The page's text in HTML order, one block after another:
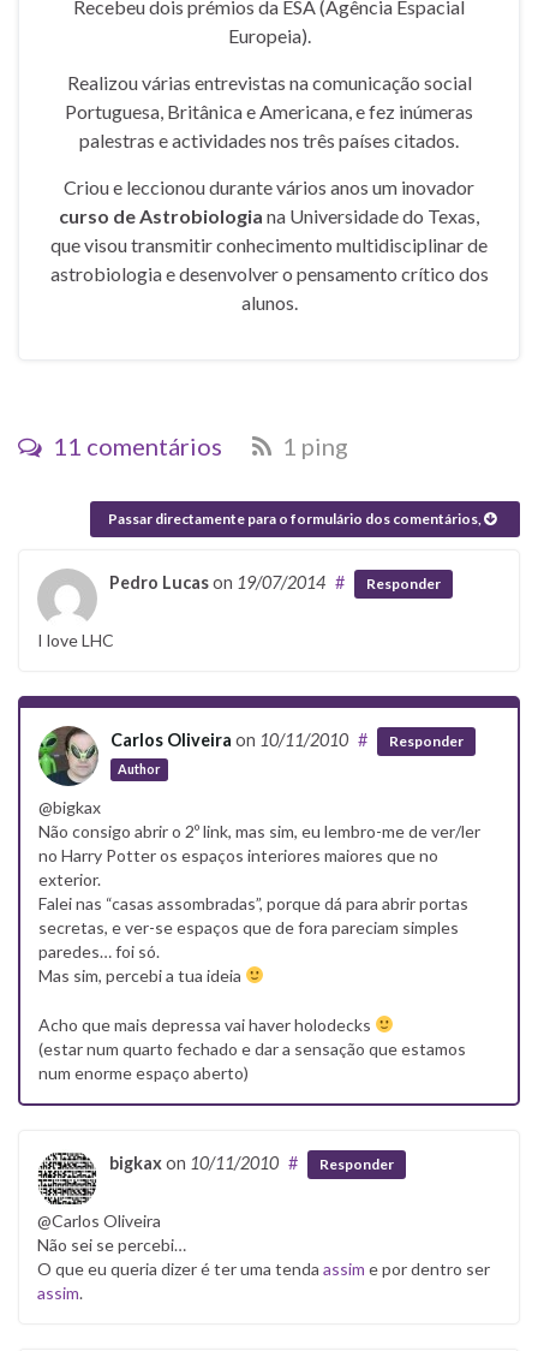
Recebeu dois prémios da ESA (Agência Espacial
Europeia).
Realizou várias entrevistas na comunicação social
Portuguesa, Britânica e Americana, e fez inúmeras
palestras e actividades nos três países citados.
Criou e leccionou durante vários anos um inovador
curso de Astrobiologia na Universidade do Texas,
que visou transmitir conhecimento multidisciplinar de
astrobiologia e desenvolver o pensamento crítico dos
alunos.
11 comentários 1 ping
Passar directamente para o formulário dos comentários,
Pedro Lucason 19/07/2014 # Responder
I love LHC
Carlos Oliveira on 10/11/2010
Author
# Responder
@bigkax
Não consigo abrir o 2º link, mas sim, eu lembro-me de ver/ler
no Harry Potter os espaços interiores maiores que no
exterior.
Falei nas “casas assombradas”, porque dá para abrir portas
secretas, e ver-se espaços que de fora pareciam simples
paredes… foi só.
Mas sim, percebi a tua ideia
Acho que mais depressa vai haver holodecks
(estar num quarto fechado e dar a sensação que estamos
num enorme espaço aberto)
bigkaxon 10/11/2010 # Responder
@Carlos Oliveira
Não sei se percebi…
O que eu queria dizer é ter uma tenda assim e por dentro ser
assim.